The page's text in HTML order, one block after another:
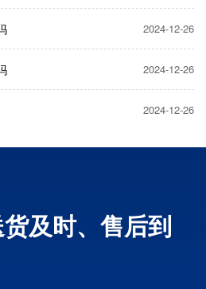
2024-12-26
2024-12-26
2024-12-26
及时、售后到